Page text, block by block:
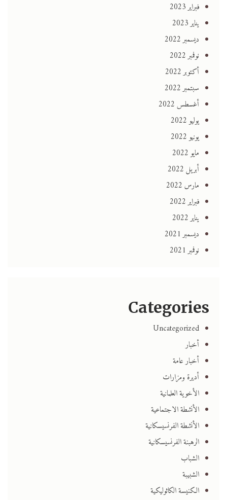
فبراير 2023
يناير 2023
ديسمبر 2022
نوفمبر 2022
أكتوبر 2022
سبتمبر 2022
أغسطس 2022
يوليو 2022
يونيو 2022
مايو 2022
أبريل 2022
مارس 2022
فبراير 2022
يناير 2022
ديسمبر 2021
نوفمبر 2021
Categories
Uncategorized
أخبار
أخبار عامة
أديرة ومزارات
الأخوية العلمانية
الأنشطة الاجتماعية
الأنشطة الفرنسيسكانية
الرهبنة الفرنسيسكانية
الشباب
الشبيبة
الكنيسة الكاثوليكية